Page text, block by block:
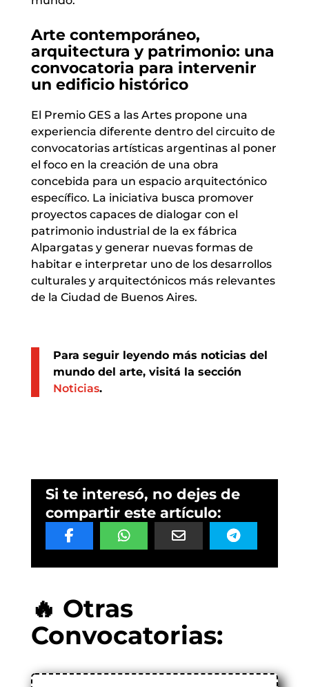
Arte contemporáneo,
arquitectura y patrimonio: una
convocatoria para intervenir
un edificio histórico
El Premio GES a las Artes propone una
experiencia diferente dentro del circuito de
convocatorias artísticas argentinas al poner
el foco en la creación de una obra
concebida para un espacio arquitectónico
específico. La iniciativa busca promover
proyectos capaces de dialogar con el
patrimonio industrial de la ex fábrica
Alpargatas y generar nuevas formas de
habitar e interpretar uno de los desarrollos
culturales y arquitectónicos más relevantes
de la Ciudad de Buenos Aires.
Para seguir leyendo más noticias del
mundo del arte, visitá la sección
Noticias.
Si te interesó, no dejes de
compartir este artículo:
🔥 Otras
Convocatorias: